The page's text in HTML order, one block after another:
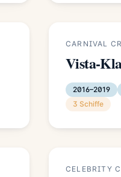
CARNIVAL
Vista-
2016–2019
3 Schiffe
CELEBRITY